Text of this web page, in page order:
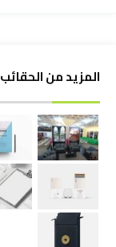
المزيد من الحقائب